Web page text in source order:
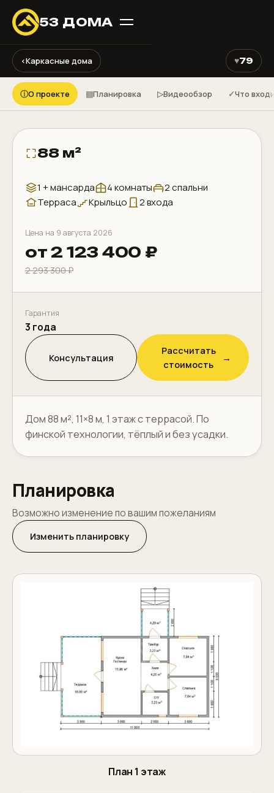
53 ДОМА
‹Каркасные дома ♥79
КАРКАСНЫЙ ДОМ ДК1012
⤢
ⓘО проекте ▤Планировка ▷Видеообзор ✓Что
88 м²
1 + мансарда 4 комнаты
2 спальни
Терраса
Крыльцо 2 входа
Цена на 9 августа 2026
от 2 123 400 ₽
2 293 300 ₽
Гарантия
3 года
Консультация
Рассчитать
стоимость
→
Дом 88 м², 11×8 м, 1 этаж с террасой. По
финской технологии, тёплый и без усадки.
Планировка
Возможно изменение по вашим пожеланиям
Изменить планировку
План 1 этаж